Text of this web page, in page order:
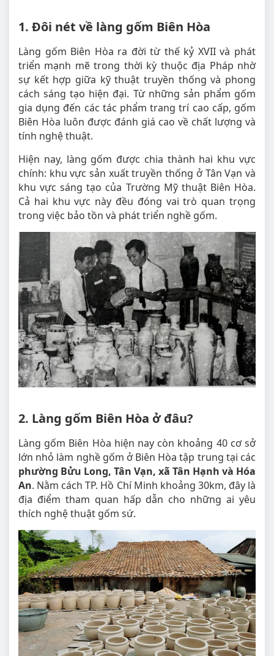
1. Đôi nét về làng gốm Biên Hòa
Làng gốm Biên Hòa ra đời từ thế kỷ XVII và phát
triển mạnh mẽ trong thời kỳ thuộc địa Pháp nhờ
sự kết hợp giữa kỹ thuật truyền thống và phong
cách sáng tạo hiện đại. Từ những sản phẩm gốm
gia dụng đến các tác phẩm trang trí cao cấp, gốm
Biên Hòa luôn được đánh giá cao về chất lượng và
tính nghệ thuật.
Hiện nay, làng gốm được chia thành hai khu vực
chính: khu vực sản xuất truyền thống ở Tân Vạn và
khu vực sáng tạo của Trường Mỹ thuật Biên Hòa.
Cả hai khu vực này đều đóng vai trò quan trọng
trong việc bảo tồn và phát triển nghề gốm.
2. Làng gốm Biên Hòa ở đâu?
Làng gốm Biên Hòa hiện nay còn khoảng 40 cơ sở
lớn nhỏ làm nghề gốm ở Biên Hòa tập trung tại các
phường Bửu Long, Tân Vạn, xã Tân Hạnh và Hóa
An. Nằm cách TP. Hồ Chí Minh khoảng 30km, đây là
địa điểm tham quan hấp dẫn cho những ai yêu
thích nghệ thuật gốm sứ.